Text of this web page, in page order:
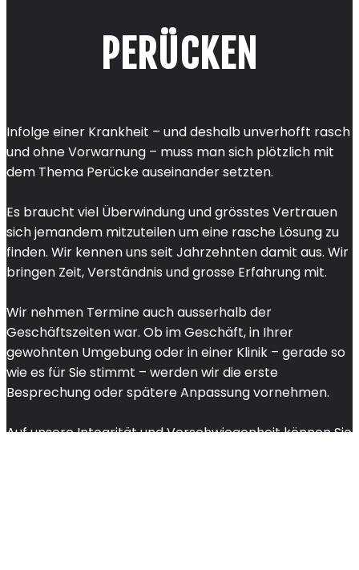
PERÜCKEN
Infolge einer Krankheit – und deshalb unverhofft rasch
und ohne Vorwarnung – muss man sich plötzlich mit
dem Thema Perücke auseinander setzten.
Es braucht viel Überwindung und grösstes Vertrauen
sich jemandem mitzuteilen um eine rasche Lösung zu
finden. Wir kennen uns seit Jahrzehnten damit aus. Wir
bringen Zeit, Verständnis und grosse Erfahrung mit.
Wir nehmen Termine auch ausserhalb der
Geschäftszeiten war. Ob im Geschäft, in Ihrer
gewohnten Umgebung oder in einer Klinik – gerade so
wie es für Sie stimmt – werden wir die erste
Besprechung oder spätere Anpassung vornehmen.
Auf unsere Integrität und Verschwiegenheit können Sie